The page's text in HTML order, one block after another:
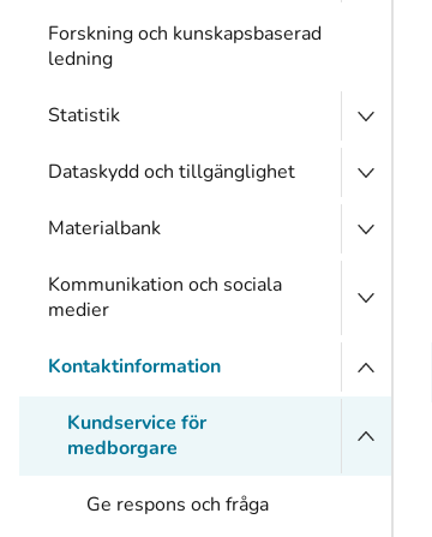
Forskning och kunskapsbaserad
ledning
Statistik
Dataskydd och tillgänglighet
Materialbank
Kommunikation och sociala
medier
Kontaktinformation
Kundservice för
medborgare
Ge respons och fråga